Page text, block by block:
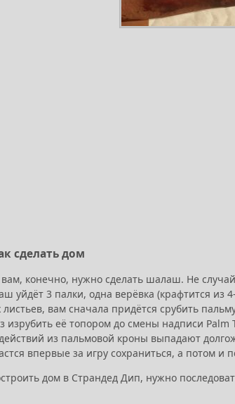
сделать дом
конечно, нужно сделать шалаш. Не
уйдёт 3 палки, одна верёвка (крафтится из
вам сначала придётся срубить
изрубить её топором до смены надписи Palm
действий из пальмовой кроны выпадают
впервые за игру сохраниться, а потом и
дом в Страндед Дип, нужно